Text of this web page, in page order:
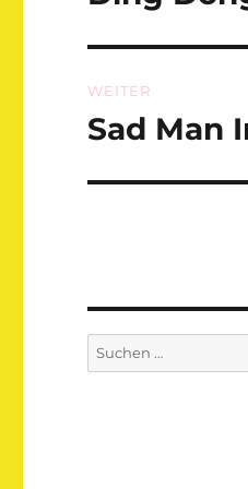
WEITER
Nächster
Sad Man
Suchen
nach: